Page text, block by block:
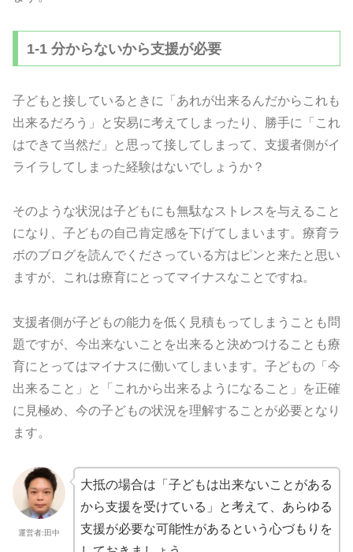
1-1 分からないから支援が必要
子どもと接しているときに「あれが出来るんだからこれも
出来るだろう」と安易に考えてしまったり、勝手に「これ
はできて当然だ」と思って接してしまって、支援者側がイ
ライラしてしまった経験はないでしょうか？
そのような状況は子どもにも無駄なストレスを与えること
になり、子どもの自己肯定感を下げてしまいます。療育ラ
ボのブログを読んでくださっている方はピンと来たと思い
ますが、これは療育にとってマイナスなことですね。
支援者側が子どもの能力を低く見積もってしまうことも問
題ですが、今出来ないことを出来ると決めつけることも療
育にとってはマイナスに働いてしまいます。子どもの「今
出来ること」と「これから出来るようになること」を正確
に見極め、今の子どもの状況を理解することが必要となり
ます。
運営者:田中
大抵の場合は「子どもは出来ないことがある
から支援を受けている」と考えて、あらゆる
支援が必要な可能性があるという心づもりを